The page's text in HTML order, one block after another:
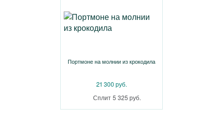
Портмоне на молнии из крокодила
21 300 руб.
Сплит 5 325 руб.